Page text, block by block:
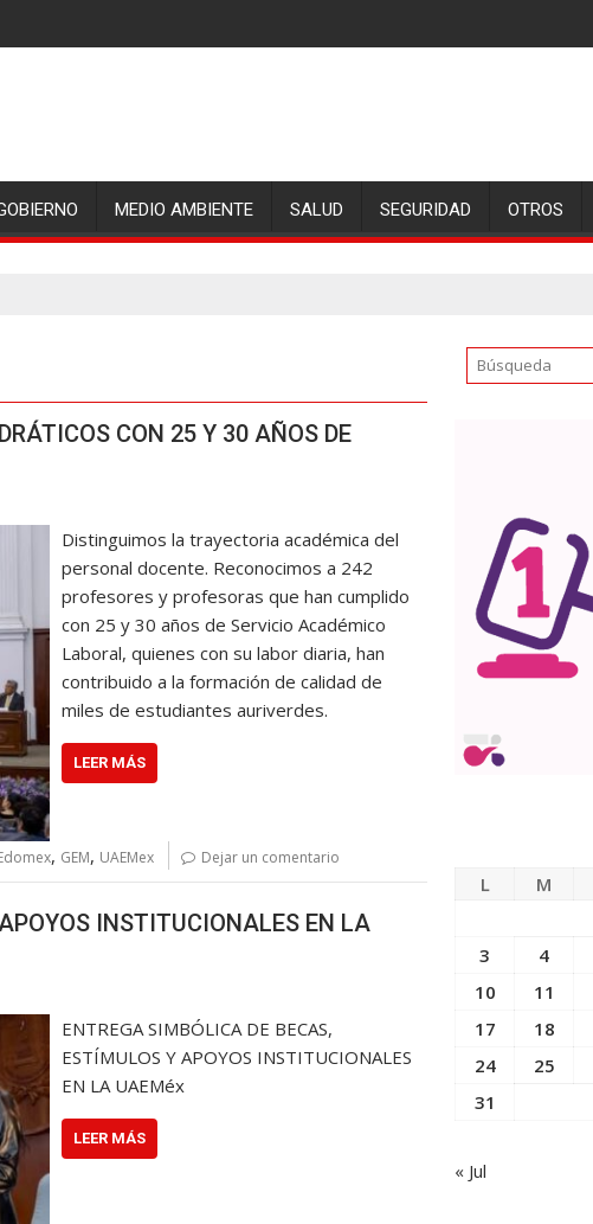
MEDIO AMBIENTE SALUD SEGURIDAD OTROS
CON 25 Y 30 AÑOS DE
Distinguimos la trayectoria académica del
personal docente. Reconocimos a 242
profesores y profesoras que han cumplido
con 25 y 30 años de Servicio Académico
Laboral, quienes con su labor diaria, han
contribuido a la formación de calidad de
miles de estudiantes auriverdes.
LEER MÁS
, GEM, UAEMex Dejar un comentario
INSTITUCIONALES EN LA
ENTREGA SIMBÓLICA DE BECAS,
ESTÍMULOS Y APOYOS INSTITUCIONALES
EN LA UAEMéx
LEER MÁS
L M
3
4
10
11
17
18
24
25
31
« Jul